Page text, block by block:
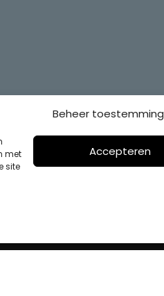
Beheer toestemming
met
site
Accepteren